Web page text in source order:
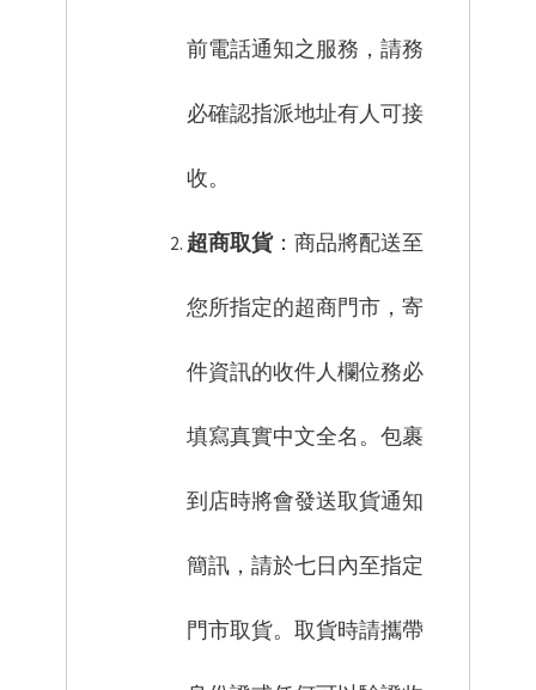
前電話通知之服務，請務
必確認指派地址有人可接
收。
超商取貨：商品將配送至
您所指定的超商門市，寄
件資訊的收件人欄位務必
填寫真實中文全名。包裹
到店時將會發送取貨通知
簡訊，請於七日內至指定
門市取貨。取貨時請攜帶